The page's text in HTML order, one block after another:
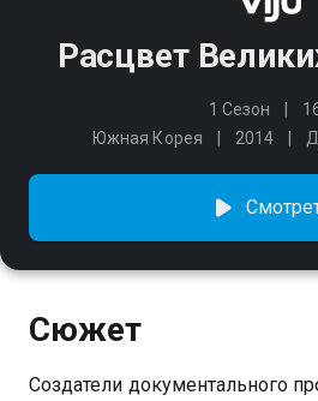
Расцвет
1 Сезон
Южная Корея
2014
Сюжет
Создатели документального